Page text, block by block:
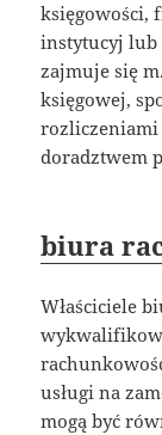
księgowości,
instytucyj lub
zajmuje się
księgowej,
doradztwem
biura
Właściciele
usługi na
mogą być